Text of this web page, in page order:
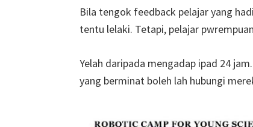
Bila tengok feedback pelajar yang
tentu lelaki. Tetapi, pelajar
Yelah daripada mengadap ipad 24
yang berminat boleh lah hubungi